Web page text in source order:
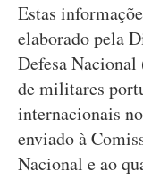
Estas
elaborado pela
Defesa
de militares
internacionais
enviado à
Nacional e ao